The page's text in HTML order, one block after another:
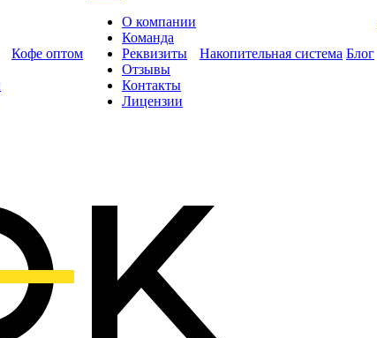
Кофе оптом
О компании
Команда
Реквизиты
Отзывы
Контакты
Лицензии
Накопительная система Блог